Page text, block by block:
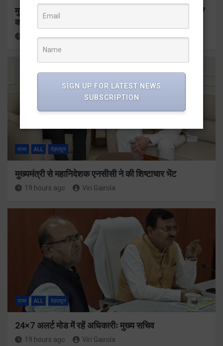
मुख्यमंत्री ने प्रदान की विभिन्न विकास योजनाओं के लिए 1967
करोड़ की वित्तीय स्वीकृति
17 hours ago Viri Gairola
राज्य ALL देहरादून
मुख्यमंत्री से महानिदेशक एनसीसी ने की शिष्टाचार भेंट
19 hours ago Viri Gairola
राज्य ALL देहरादून
24×7 अलर्ट मोड में रहें अधिकारीः मुख्य सचिव
19 hours ago Viri Gairola
SIGN UP FOR LATEST NEWS
SUBSCRIPTION